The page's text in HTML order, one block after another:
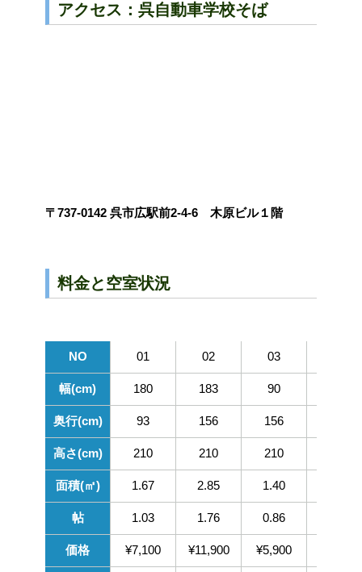
アクセス：呉自動車学校そば
〒737-0142 呉市広駅前2-4-6 木原ビル１階
料金と空室状況